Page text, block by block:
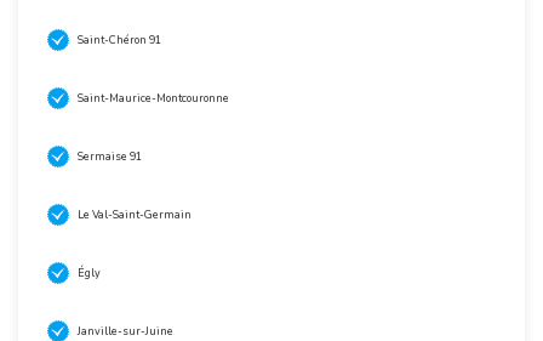
Saint-Chéron 91
Saint-Maurice-Montcouronne
Sermaise 91
Le Val-Saint-Germain
Égly
Janville-sur-Juine